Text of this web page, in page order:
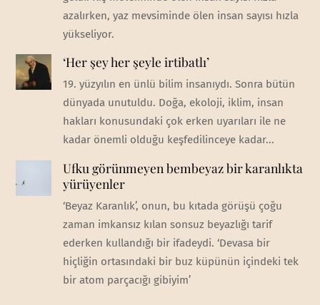
azalırken, yaz mevsiminde ölen insan sayısı hızla
yükseliyor.
‘Her şey her şeyle irtibatlı’
19. yüzyılın en ünlü bilim insanıydı. Sonra bütün
dünyada unutuldu. Doğa, ekoloji, iklim, insan
hakları konusundaki çok erken uyarıları ile ne
kadar önemli olduğu keşfedilinceye kadar...
Ufku görünmeyen bembeyaz bir karanlıkta
yürüyenler
‘Beyaz Karanlık’, onun, bu kıtada görüşü çoğu
zaman imkansız kılan sonsuz beyazlığı tarif
ederken kullandığı bir ifadeydi. ‘Devasa bir
hiçliğin ortasındaki bir buz küpünün içindeki tek
bir atom parçacığı gibiyim’